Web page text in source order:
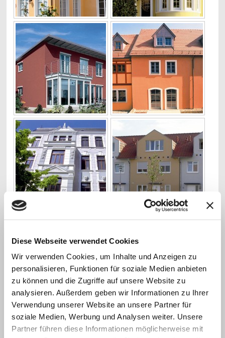
Diese Webseite verwendet Cookies
Wir verwenden Cookies, um Inhalte und Anzeigen zu
personalisieren, Funktionen für soziale Medien anbieten
zu können und die Zugriffe auf unsere Website zu
analysieren. Außerdem geben wir Informationen zu Ihrer
Verwendung unserer Website an unsere Partner für
soziale Medien, Werbung und Analysen weiter. Unsere
Partner führen diese Informationen möglicherweise mit
zugesetzt haben! Bis Rissbildungen dafür gesorgt haben, das der
Untergrund zerstört wurde! Schützen Sie Ihr Haus rechtzeitig! Wir helfen
Ihnen gerne dabei!
Schulmeyer GmbH
47475 Kamp-Lintfort